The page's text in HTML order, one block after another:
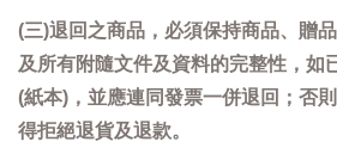
(三)退回之商品，必須保持商品、贈
及所有附隨文件及資料的完整性，如
(紙本)，並應連同發票一併退回；否
得拒絕退貨及退款。